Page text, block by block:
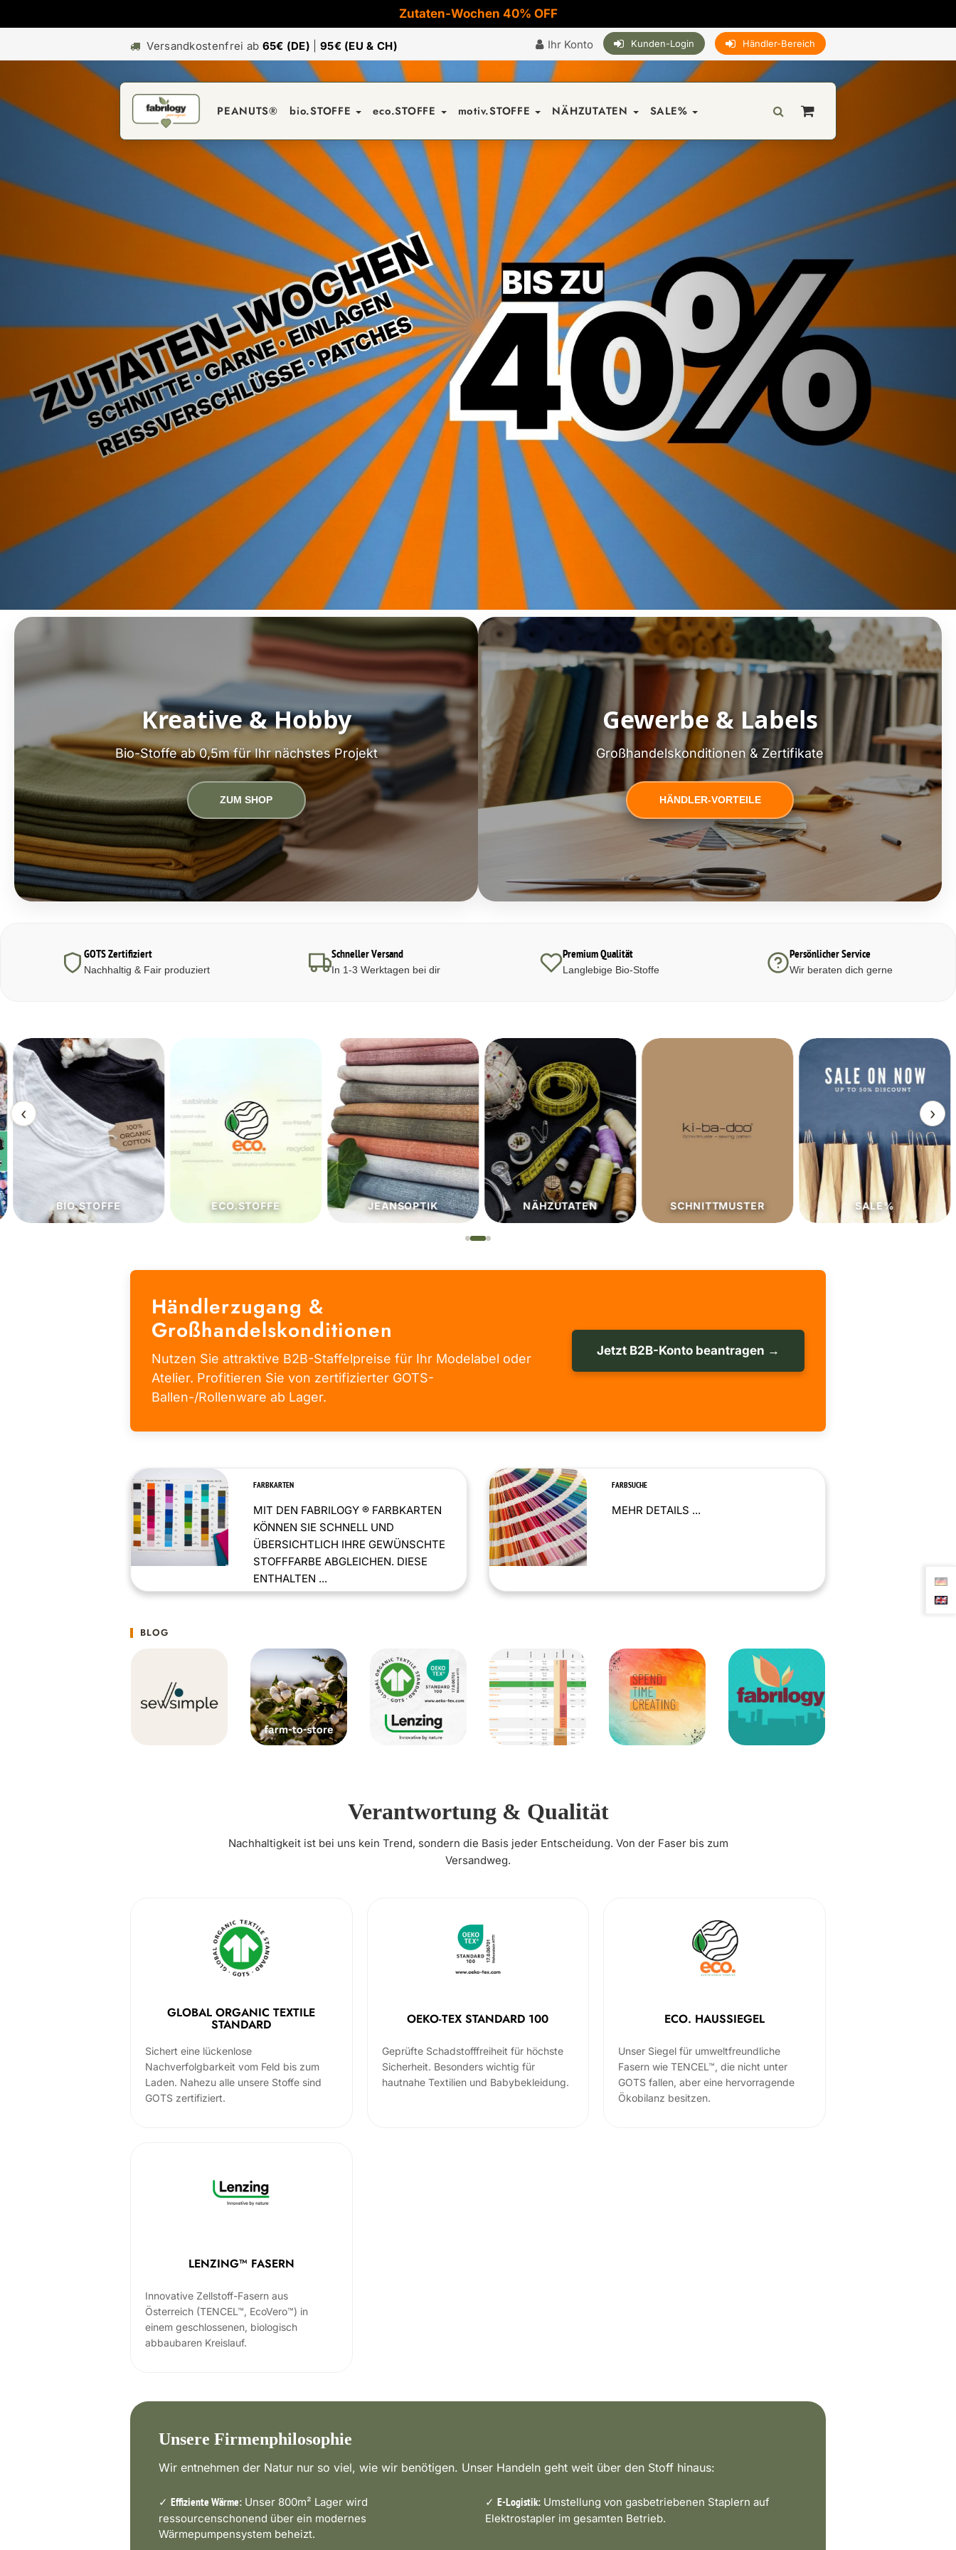
Zutaten-Wochen 40% OFF
Versandkostenfrei ab 65€ (DE) 95€ (EU & CH) Ihr Konto Kunden-Login Händler-Bereich
PEANUTS® bio.STOFFE eco.STOFFE motiv.STOFFE NÄHZUTATEN SALE%
Kreative & Hobby
Bio-Stoffe ab 0,5m für Ihr nächstes Projekt
ZUM SHOP
Gewerbe & Labels
Großhandelskonditionen & Zertifikate
HÄNDLER-VORTEILE
GOTS Zertifiziert
Nachhaltig & Fair produziert
Schneller Versand
In 1-3 Werktagen bei dir
Premium Qualität
Langlebige Bio-Stoffe
Persönlicher Service
Wir beraten dich gerne
‹
BIO.STOFFE ECO.STOFFE JEANSOPTIK NÄHZUTATEN SCHNITTMUSTER SALE%
›
Händlerzugang &
Großhandelskonditionen
Nutzen Sie attraktive B2B-Staffelpreise für Ihr Modelabel oder
Atelier. Profitieren Sie von zertifizierter GOTS-
Ballen-/Rollenware ab Lager.
Jetzt B2B-Konto beantragen →
FARBKARTEN
MIT DEN FABRILOGY ® FARBKARTEN
KÖNNEN SIE SCHNELL UND
ÜBERSICHTLICH IHRE GEWÜNSCHTE
STOFFFARBE ABGLEICHEN. DIESE
ENTHALTEN ...
FARBSUCHE
MEHR DETAILS ...
BLOG
Verantwortung & Qualität
Nachhaltigkeit ist bei uns kein Trend, sondern die Basis jeder Entscheidung. Von der Faser bis zum
Versandweg.
GLOBAL ORGANIC TEXTILE
STANDARD
Sichert eine lückenlose
Nachverfolgbarkeit vom Feld bis zum
Laden. Nahezu alle unsere Stoffe sind
GOTS zertifiziert.
OEKO-TEX STANDARD 100
Geprüfte Schadstofffreiheit für höchste
Sicherheit. Besonders wichtig für
hautnahe Textilien und Babybekleidung.
ECO. HAUSSIEGEL
Unser Siegel für umweltfreundliche
Fasern wie TENCEL™, die nicht unter
GOTS fallen, aber eine hervorragende
Ökobilanz besitzen.
LENZING™ FASERN
Innovative Zellstoff-Fasern aus
Österreich (TENCEL™, EcoVero™) in
einem geschlossenen, biologisch
abbaubaren Kreislauf.
Unsere Firmenphilosophie
Wir entnehmen der Natur nur so viel, wie wir benötigen. Unser Handeln geht weit über den Stoff hinaus:
✓ Effiziente Wärme: Unser 800m² Lager wird
ressourcenschonend über ein modernes
Wärmepumpensystem beheizt.
✓ E-Logistik: Umstellung von gasbetriebenen Staplern auf
Elektrostapler im gesamten Betrieb.